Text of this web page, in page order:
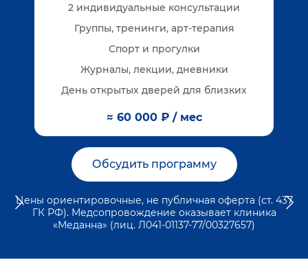
2 индивидуальные консультации
Группы, тренинги, арт-терапия
Спорт и прогулки
Журналы, лекции, дневники
День открытых дверей для близких
≈ 60 000 ₽ / мес
Обсудить программу
Цены ориентировочные, не публичная оферта (ст. 437
ГК РФ). Медсопровождение оказывает клиника
«Меданна» (лиц. Л041-01137-77/00327657)